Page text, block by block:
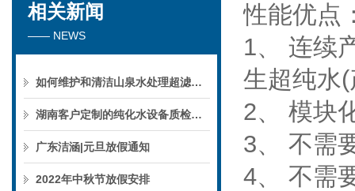
性能优点
1、 连续
生超纯水
2、 模块
3、 不需
4、 不需
相关新闻
—— NEWS
如何维护和清洁山泉水处理超滤系统
湖南客户定制的纯化水设备质检后准备发货！
广东洁涵|元旦放假通知
2022年中秋节放假安排